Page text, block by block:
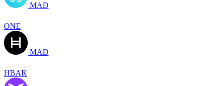
MAD
ONE
MAD
HBAR